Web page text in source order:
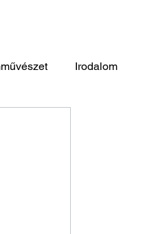
Irodalom